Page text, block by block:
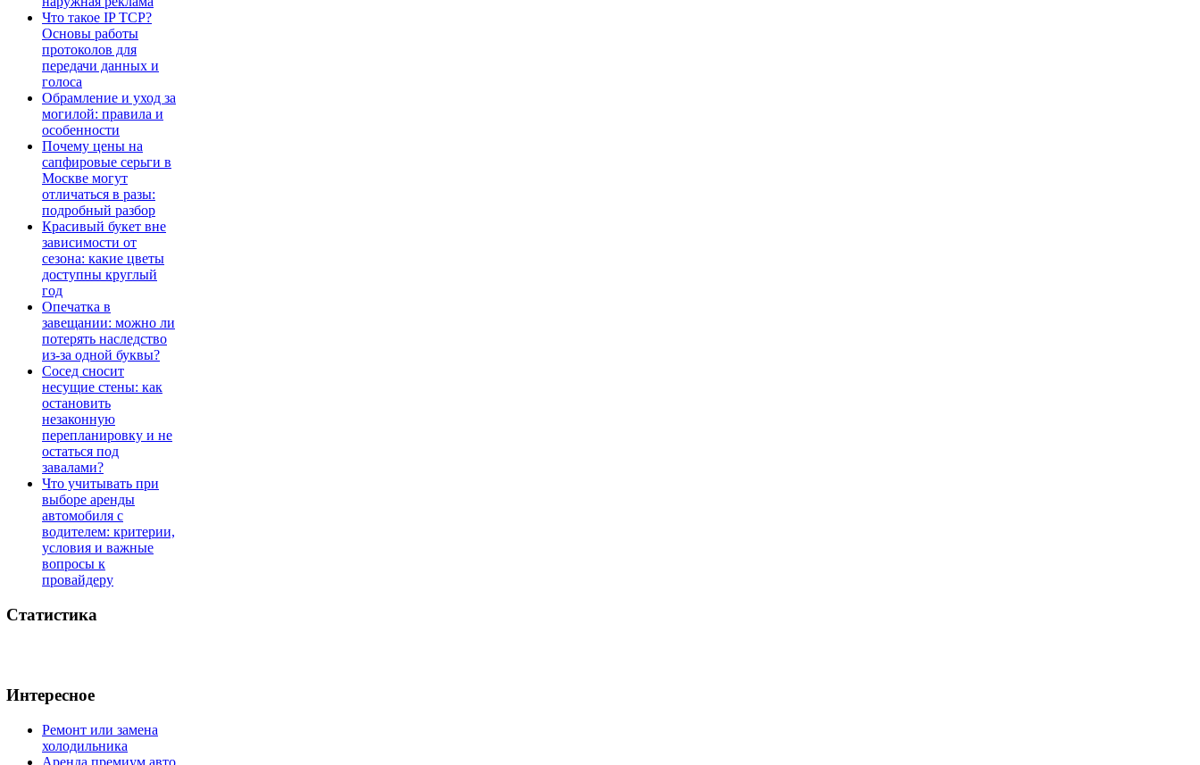
Что такое IP TCP?
Основы работы
протоколов для
передачи данных и
голоса
Обрамление и уход за
могилой: правила и
особенности
Почему цены на
сапфировые серьги в
Москве могут
отличаться в разы:
подробный разбор
Красивый букет вне
зависимости от
сезона: какие цветы
доступны круглый
год
Опечатка в
завещании: можно ли
потерять наследство
из-за одной буквы?
Сосед сносит
несущие стены: как
остановить
незаконную
перепланировку и не
остаться под
завалами?
Что учитывать при
выборе аренды
автомобиля с
водителем: критерии,
условия и важные
вопросы к
провайдеру
Статистика
Интересное
Ремонт или замена
холодильника